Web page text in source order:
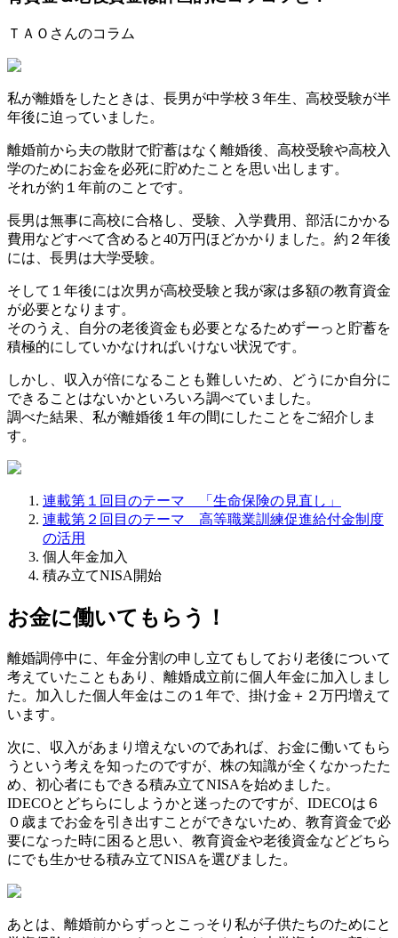
ＴＡＯさんのコラム
私が離婚をしたときは、長男が中学校３年生、高校受験が半
年後に迫っていました。
離婚前から夫の散財で貯蓄はなく離婚後、高校受験や高校入
学のためにお金を必死に貯めたことを思い出します。
それが約１年前のことです。
長男は無事に高校に合格し、受験、入学費用、部活にかかる
費用などすべて含めると40万円ほどかかりました。約２年後
には、長男は大学受験。
そして１年後には次男が高校受験と我が家は多額の教育資金
が必要となります。
そのうえ、自分の老後資金も必要となるためずーっと貯蓄を
積極的にしていかなければいけない状況です。
しかし、収入が倍になることも難しいため、どうにか自分に
できることはないかといろいろ調べていました。
調べた結果、私が離婚後１年の間にしたことをご紹介しま
す。
連載第１回目のテーマ 「生命保険の見直し」
連載第２回目のテーマ 高等職業訓練促進給付金制度
の活用
個人年金加入
積み立てNISA開始
お金に働いてもらう！
離婚調停中に、年金分割の申し立てもしており老後について
考えていたこともあり、離婚成立前に個人年金に加入しまし
た。加入した個人年金はこの１年で、掛け金＋２万円増えて
います。
次に、収入があまり増えないのであれば、お金に働いてもら
うという考えを知ったのですが、株の知識が全くなかったた
め、初心者にもできる積み立てNISAを始めました。
IDECOとどちらにしようかと迷ったのですが、IDECOは６
０歳までお金を引き出すことができないため、教育資金で必
要になった時に困ると思い、教育資金や老後資金などどちら
にでも生かせる積み立てNISAを選びました。
あとは、離婚前からずっとこっそり私が子供たちのためにと